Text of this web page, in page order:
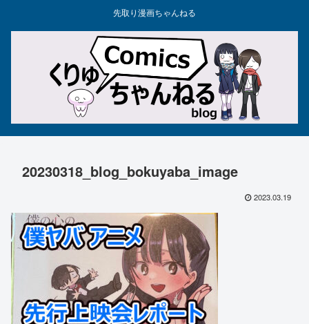
先取り漫画ちゃんねる
20230318_blog_bokuyaba_image
2023.03.19